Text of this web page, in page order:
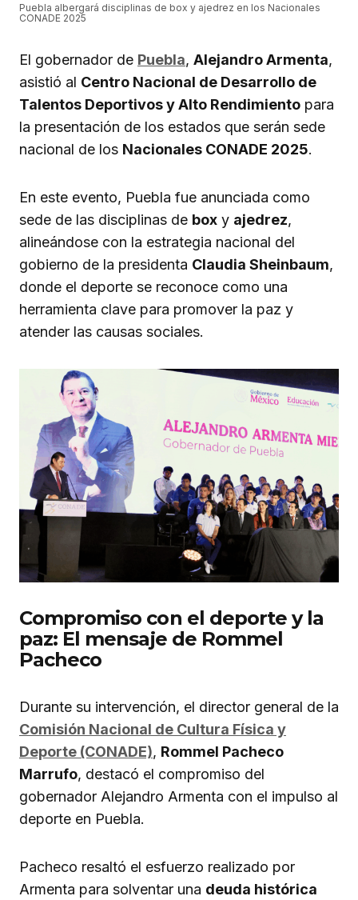
Puebla albergará disciplinas de box y ajedrez en los Nacionales
CONADE 2025
El gobernador de Puebla, Alejandro Armenta,
asistió al Centro Nacional de Desarrollo de
Talentos Deportivos y Alto Rendimiento para
la presentación de los estados que serán sede
nacional de los Nacionales CONADE 2025.
En este evento, Puebla fue anunciada como
sede de las disciplinas de box y ajedrez,
alineándose con la estrategia nacional del
gobierno de la presidenta Claudia Sheinbaum,
donde el deporte se reconoce como una
herramienta clave para promover la paz y
atender las causas sociales.
Compromiso con el deporte y la
paz: El mensaje de Rommel
Pacheco
Durante su intervención, el director general de la
Comisión Nacional de Cultura Física y
Deporte (CONADE), Rommel Pacheco
Marrufo, destacó el compromiso del
gobernador Alejandro Armenta con el impulso al
deporte en Puebla.
Pacheco resaltó el esfuerzo realizado por
Armenta para solventar una deuda histórica